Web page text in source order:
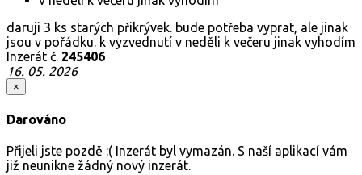
daruji 3 ks starých přikrývek. bude potřeba vyprat, ale jinak
jsou v pořádku. k vyzvednutí v neděli k večeru jinak vyhodím
Inzerát č. 245406
16. 05. 2026
×
Darováno
Přijeli jste pozdě :( Inzerát byl vymazán. S naší aplikací vám
již neunikne žádný nový inzerát.